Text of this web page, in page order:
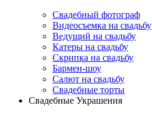
Свадебный фотограф
Видеосъемка на свадьбу
Ведущий на свадьбу
Катеры на свадьбу
Скрипка на свадьбу
Бармен-шоу
Салют на свадьбу
Свадебные торты
Свадебные Украшения